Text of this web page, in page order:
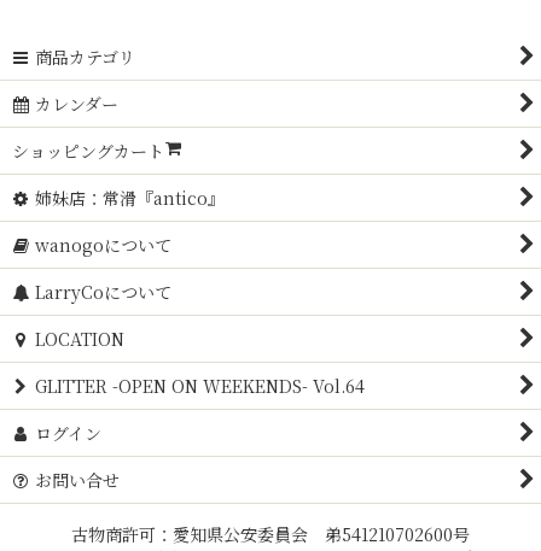
商品カテゴリ
カレンダー
ショッピングカート
姉妹店：常滑『antico』
wanogoについて
LarryCoについて
LOCATION
GLITTER -OPEN ON WEEKENDS- Vol.64
ログイン
お問い合せ
古物商許可：愛知県公安委員会 弟541210702600号